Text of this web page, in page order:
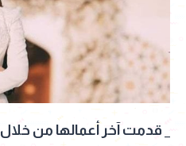
_ قدمت آخر أعمالها من خلال